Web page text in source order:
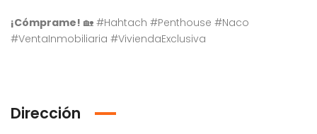
¡Cómprame! 🏡 #Hahtach #Penthouse #Naco
#VentaInmobiliaria #ViviendaExclusiva
Dirección